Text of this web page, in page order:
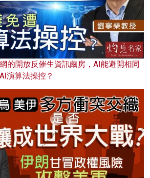
的開放反催生資訊繭房，AI能避開相同
演算法操控？